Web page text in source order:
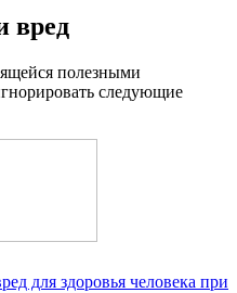
вред
полезными
следующие
для здоровья человека при